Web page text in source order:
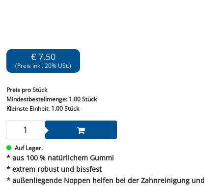
€ 7.50
(Preis inkl. 20% USt.)
Preis pro Stück
Mindestbestellmenge: 1.00 Stück
Kleinste Einheit:1.00 Stück
Auf Lager.
* aus 100 % natürlichem Gummi
* extrem robust und bissfest
* außenliegende Noppen helfen bei der Zahnreinigung und